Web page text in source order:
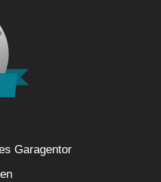
Garagentor